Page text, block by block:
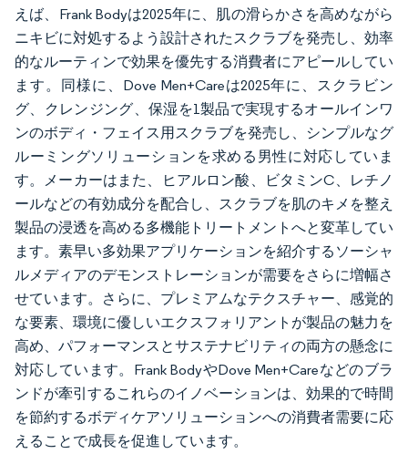
えば、Frank Bodyは2025年に、肌の滑らかさを高めながら
ニキビに対処するよう設計されたスクラブを発売し、効率
的なルーティンで効果を優先する消費者にアピールしてい
ます。同様に、Dove Men+Careは2025年に、スクラビン
グ、クレンジング、保湿を1製品で実現するオールインワ
ンのボディ・フェイス用スクラブを発売し、シンプルなグ
ルーミングソリューションを求める男性に対応していま
す。メーカーはまた、ヒアルロン酸、ビタミンC、レチノ
ールなどの有効成分を配合し、スクラブを肌のキメを整え
製品の浸透を高める多機能トリートメントへと変革してい
ます。素早い多効果アプリケーションを紹介するソーシャ
ルメディアのデモンストレーションが需要をさらに増幅さ
せています。さらに、プレミアムなテクスチャー、感覚的
な要素、環境に優しいエクスフォリアントが製品の魅力を
高め、パフォーマンスとサステナビリティの両方の懸念に
対応しています。Frank BodyやDove Men+Careなどのブラ
ンドが牽引するこれらのイノベーションは、効果的で時間
を節約するボディケアソリューションへの消費者需要に応
えることで成長を促進しています。